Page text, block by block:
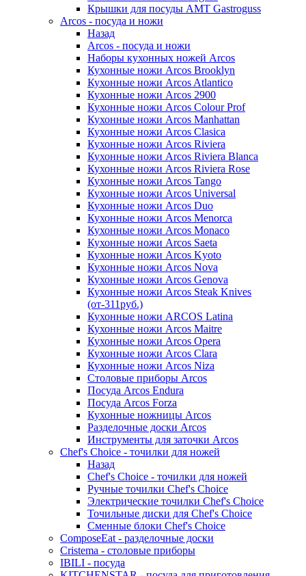
Крышки для посуды AMT Gastroguss
Arcos - посуда и ножи
Назад
Arcos - посуда и ножи
Наборы кухонных ножей Arcos
Кухонные ножи Arcos Brooklyn
Кухонные ножи Arcos Atlantico
Кухонные ножи Arcos 2900
Кухонные ножи Arcos Colour Prof
Кухонные ножи Arcos Manhattan
Кухонные ножи Arcos Clasica
Кухонные ножи Arcos Riviera
Кухонные ножи Arcos Riviera Blanca
Кухонные ножи Arcos Riviera Rose
Кухонные ножи Arcos Tango
Кухонные ножи Arcos Universal
Кухонные ножи Arcos Duo
Кухонные ножи Arcos Menorca
Кухонные ножи Arcos Monaco
Кухонные ножи Arcos Saeta
Кухонные ножи Arcos Kyoto
Кухонные ножи Arcos Nova
Кухонные ножи Arcos Genova
Кухонные ножи Arcos Steak Knives
(от-311руб.)
Кухонные ножи ARCOS Latina
Кухонные ножи Arcos Maitre
Кухонные ножи Arcos Opera
Кухонные ножи Arcos Clara
Кухонные ножи Arcos Niza
Столовые приборы Arcos
Посуда Arcos Endura
Посуда Arcos Forza
Кухонные ножницы Arcos
Разделочные доски Arcos
Инструменты для заточки Arcos
Chef's Choice - точилки для ножей
Назад
Chef's Choice - точилки для ножей
Ручные точилки Chef's Choice
Электрические точилки Chef's Choice
Точильные диски для Chef's Choice
Сменные блоки Chef's Choice
ComposeEat - разделочные доски
Cristema - столовые приборы
IBILI - посуда